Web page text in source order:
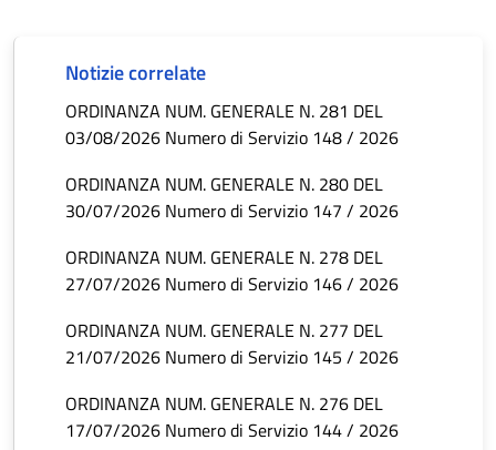
Notizie correlate
ORDINANZA NUM. GENERALE N. 281 DEL
03/08/2026 Numero di Servizio 148 / 2026
ORDINANZA NUM. GENERALE N. 280 DEL
30/07/2026 Numero di Servizio 147 / 2026
ORDINANZA NUM. GENERALE N. 278 DEL
27/07/2026 Numero di Servizio 146 / 2026
ORDINANZA NUM. GENERALE N. 277 DEL
21/07/2026 Numero di Servizio 145 / 2026
ORDINANZA NUM. GENERALE N. 276 DEL
17/07/2026 Numero di Servizio 144 / 2026